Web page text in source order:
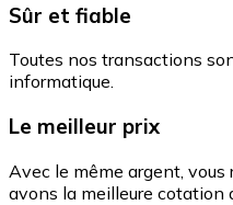
Sûr et fiable
Toutes nos transactions
informatique.
Le meilleur prix
Avec le même argent, vous
avons la meilleure cotation